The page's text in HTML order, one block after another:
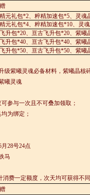
元礼包*2、粹精加速包*5、灵魂
元礼包*4、粹精加速包*10、灵
升包*20、亘古飞升包*20、紫曦
升包*40、亘古飞升包*40、紫曦
升包*50、亘古飞升包*50、紫曦
级紫曦灵魂必备材料，紫曦晶核
曦灵魂
参与一次且不可叠加领取；
为绑定；
月 28号24点
马
消费一定额度，次天均可获得不